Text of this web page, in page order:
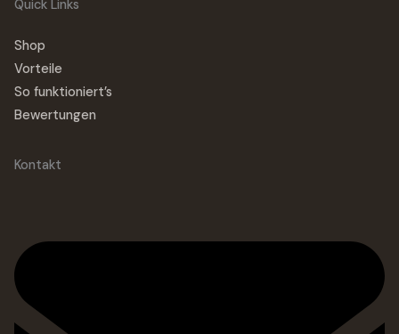
Quick Links
Shop
Vorteile
So funktioniert’s
Bewertungen
Kontakt